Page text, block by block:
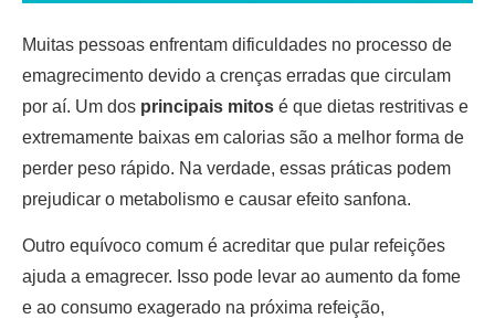
Muitas pessoas enfrentam dificuldades no processo de
emagrecimento devido a crenças erradas que circulam
por aí. Um dos principais mitos é que dietas restritivas e
extremamente baixas em calorias são a melhor forma de
perder peso rápido. Na verdade, essas práticas podem
prejudicar o metabolismo e causar efeito sanfona.
Outro equívoco comum é acreditar que pular refeições
ajuda a emagrecer. Isso pode levar ao aumento da fome
e ao consumo exagerado na próxima refeição,